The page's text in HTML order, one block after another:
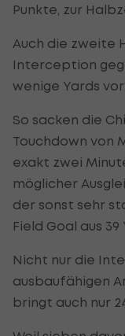
Punkte, zur
Auch die zweite
Interception
wenige Yards
So sacken die
Touchdown von
exakt zwei
möglicher
der sonst sehr
Field Goal aus
Nicht nur die
ausbaufähigen
bringt auch nur